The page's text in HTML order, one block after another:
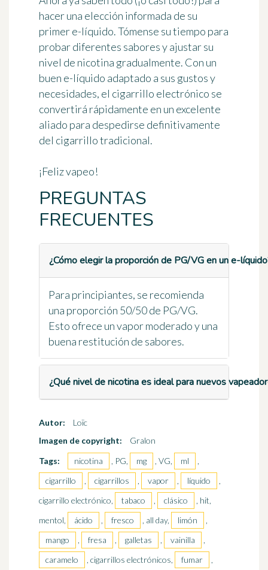
hacer una elección informada de su
primer e-líquido. Tómense su tiempo para
probar diferentes sabores y ajustar su
nivel de nicotina gradualmente. Con un
buen e-líquido adaptado a sus gustos y
necesidades, el cigarrillo electrónico se
convertirá rápidamente en un excelente
aliado para despedirse definitivamente
del cigarrillo tradicional.
¡Feliz vapeo!
PREGUNTAS
FRECUENTES
¿Cómo elegir la proporción de PG/VG en un e-
Para principiantes, se recomienda
una proporción 50/50 de PG/VG.
Esto ofrece un vapor moderado y una
buena restitución de sabores.
¿Qué nivel de nicotina es ideal para nuevos
Autor:
Loïc
Imagen de copyright:
Gralon
Tags:
nicotina , PG, mg , VG, ml
,
cigarrillo
, cigarrillos , vapor , líquido
,
cigarrillo electrónico,
tabaco , clásico
, hit,
mentol,
ácido , fresco , all day, limón
,
mango
, fresa , galletas , vainilla
,
caramelo
, cigarrillos electrónicos, fumar
,